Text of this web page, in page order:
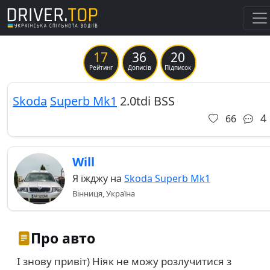
17
Рейтинг
36
Дописів
20
Підписок
Skoda Superb Mk1 2.0tdi BSS
66 4
Will
Я їжджу на Skoda Superb Mk1
Вінниця, Україна
Про авто
І знову привіт) Ніяк не можу розлучитися з